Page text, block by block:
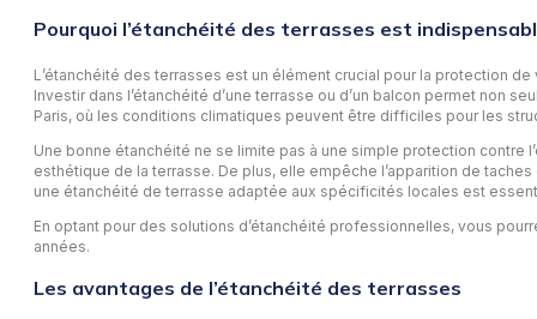
Pourquoi l’étanchéité des terrasses est
L’étanchéité des terrasses est un élément crucial pour la protection
Investir dans l’étanchéité d’une terrasse ou d’un balcon permet non
Paris, où les conditions climatiques peuvent être difficiles pour les
Une bonne étanchéité ne se limite pas à une simple protection contre
esthétique de la terrasse. De plus, elle empêche l’apparition de
une étanchéité de terrasse adaptée aux spécificités locales est
En optant pour des solutions d’étanchéité professionnelles, vous
années.
Les avantages de l’étanchéité des terrasses